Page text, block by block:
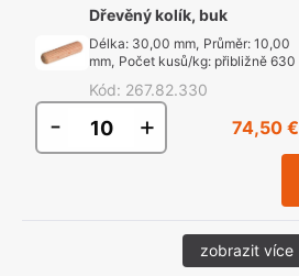
Dřevěný kolík, buk
Délka: 30,00 mm, Průměr: 10,00
mm, Počet kusů/kg: přibližně 630
Kód: 267.82.330
- + 74,50 €
zobrazit více